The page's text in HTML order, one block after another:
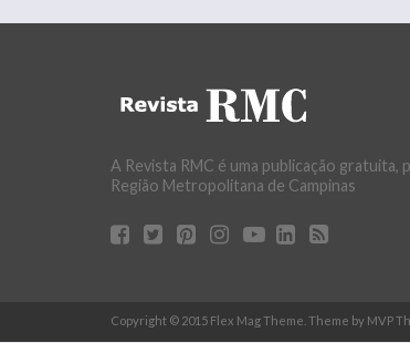
A Revista RMC é uma publicação gratuita,
Região Metropolitana de Campinas
Copyright © 2015 Flex Mag Theme. Theme by MVP